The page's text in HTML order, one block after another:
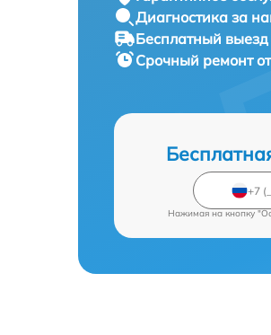
Диагностика за
Бесплатный
Срочный ремонт
Нажимая на кнопку